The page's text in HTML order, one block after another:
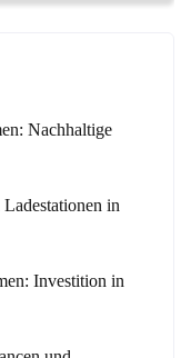
Nachhaltige
in
Investition in